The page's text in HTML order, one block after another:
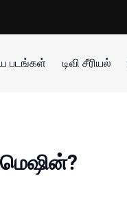
படங்கள் டிவி சீரியல்